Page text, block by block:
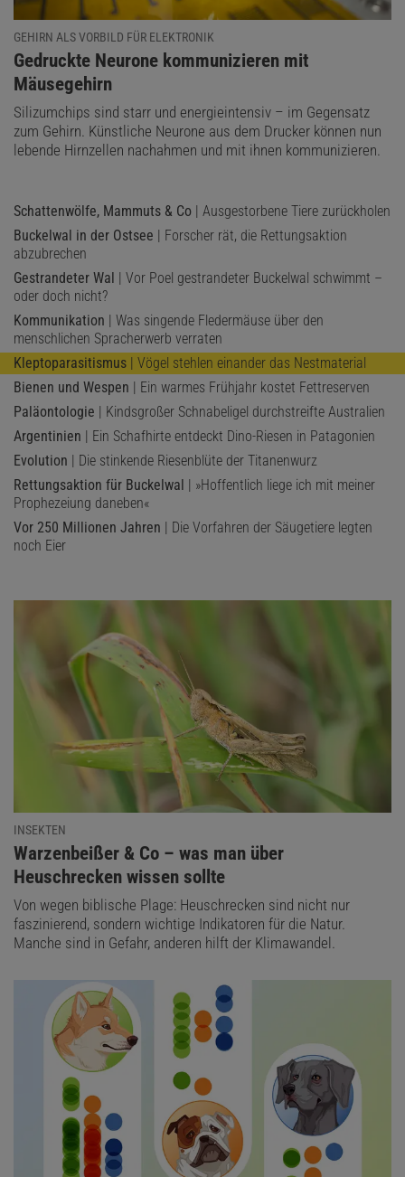
GEHIRN ALS VORBILD FÜR ELEKTRONIK
:
Gedruckte Neurone kommunizieren mit
Mäusegehirn
Silizumchips sind starr und energieintensiv – im Gegensatz
zum Gehirn. Künstliche Neurone aus dem Drucker können nun
lebende Hirnzellen nachahmen und mit ihnen kommunizieren.
Schattenwölfe, Mammuts & Co | Ausgestorbene Tiere zurückholen
Buckelwal in der Ostsee | Forscher rät, die Rettungsaktion
abzubrechen
Gestrandeter Wal | Vor Poel gestrandeter Buckelwal schwimmt –
oder doch nicht?
Kommunikation | Was singende Fledermäuse über den
menschlichen Spracherwerb verraten
Kleptoparasitismus | Vögel stehlen einander das Nestmaterial
Bienen und Wespen | Ein warmes Frühjahr kostet Fettreserven
Paläontologie | Kindsgroßer Schnabeligel durchstreifte Australien
Argentinien | Ein Schafhirte entdeckt Dino-Riesen in Patagonien
Evolution | Die stinkende Riesenblüte der Titanenwurz
Rettungsaktion für Buckelwal | »Hoffentlich liege ich mit meiner
Prophezeiung daneben«
Vor 250 Millionen Jahren | Die Vorfahren der Säugetiere legten
noch Eier
INSEKTEN
:
Warzenbeißer & Co – was man über
Heuschrecken wissen sollte
Von wegen biblische Plage: Heuschrecken sind nicht nur
faszinierend, sondern wichtige Indikatoren für die Natur.
Manche sind in Gefahr, anderen hilft der Klimawandel.